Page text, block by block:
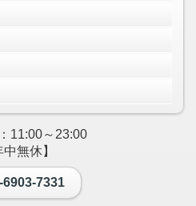
11:00～23:00
中無休】
6903-7331